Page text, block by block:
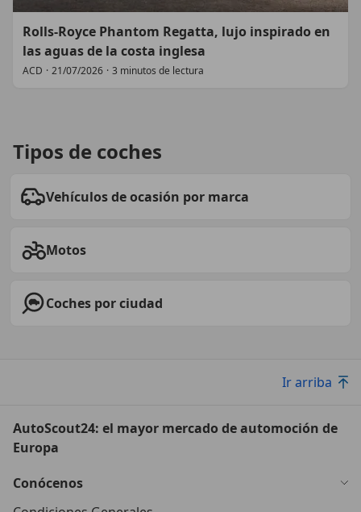
Rolls-Royce Phantom Regatta, lujo inspirado en
las aguas de la costa inglesa
ACD · 21/07/2026 · 3 minutos de lectura
Tipos de coches
Vehículos de ocasión por marca
Motos
Coches por ciudad
Ir arriba
AutoScout24: el mayor mercado de automoción de
Europa
Conócenos